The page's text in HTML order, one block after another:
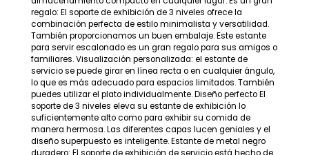
regalo: El soporte de exhibición de 3 niveles ofrece la
combinación perfecta de estilo minimalista y versatilidad.
También proporcionamos un buen embalaje. Este estante
para servir escalonado es un gran regalo para sus amigos o
familiares. Visualización personalizada: el estante de
servicio se puede girar en línea recta o en cualquier ángulo,
lo que es más adecuado para espacios limitados. También
puedes utilizar el plato individualmente. Diseño perfecto El
soporte de 3 niveles eleva su estante de exhibición lo
suficientemente alto como para exhibir su comida de
manera hermosa. Las diferentes capas lucen geniales y el
diseño superpuesto es inteligente. Estante de metal negro